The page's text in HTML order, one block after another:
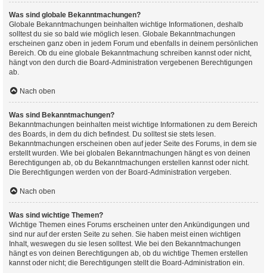
Was sind globale Bekanntmachungen?
Globale Bekanntmachungen beinhalten wichtige Informationen, deshalb
solltest du sie so bald wie möglich lesen. Globale Bekanntmachungen
erscheinen ganz oben in jedem Forum und ebenfalls in deinem persönlichen
Bereich. Ob du eine globale Bekanntmachung schreiben kannst oder nicht,
hängt von den durch die Board-Administration vergebenen Berechtigungen
ab.
Nach oben
Was sind Bekanntmachungen?
Bekanntmachungen beinhalten meist wichtige Informationen zu dem Bereich
des Boards, in dem du dich befindest. Du solltest sie stets lesen.
Bekanntmachungen erscheinen oben auf jeder Seite des Forums, in dem sie
erstellt wurden. Wie bei globalen Bekanntmachungen hängt es von deinen
Berechtigungen ab, ob du Bekanntmachungen erstellen kannst oder nicht.
Die Berechtigungen werden von der Board-Administration vergeben.
Nach oben
Was sind wichtige Themen?
Wichtige Themen eines Forums erscheinen unter den Ankündigungen und
sind nur auf der ersten Seite zu sehen. Sie haben meist einen wichtigen
Inhalt, weswegen du sie lesen solltest. Wie bei den Bekanntmachungen
hängt es von deinen Berechtigungen ab, ob du wichtige Themen erstellen
kannst oder nicht; die Berechtigungen stellt die Board-Administration ein.